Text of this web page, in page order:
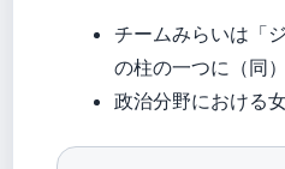
チームみらいは「
の柱の一つに（同）
政治分野における